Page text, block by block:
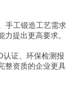
手工锻造工艺需求
提出更高要求。
认证、环保检测报
整资质的企业更具